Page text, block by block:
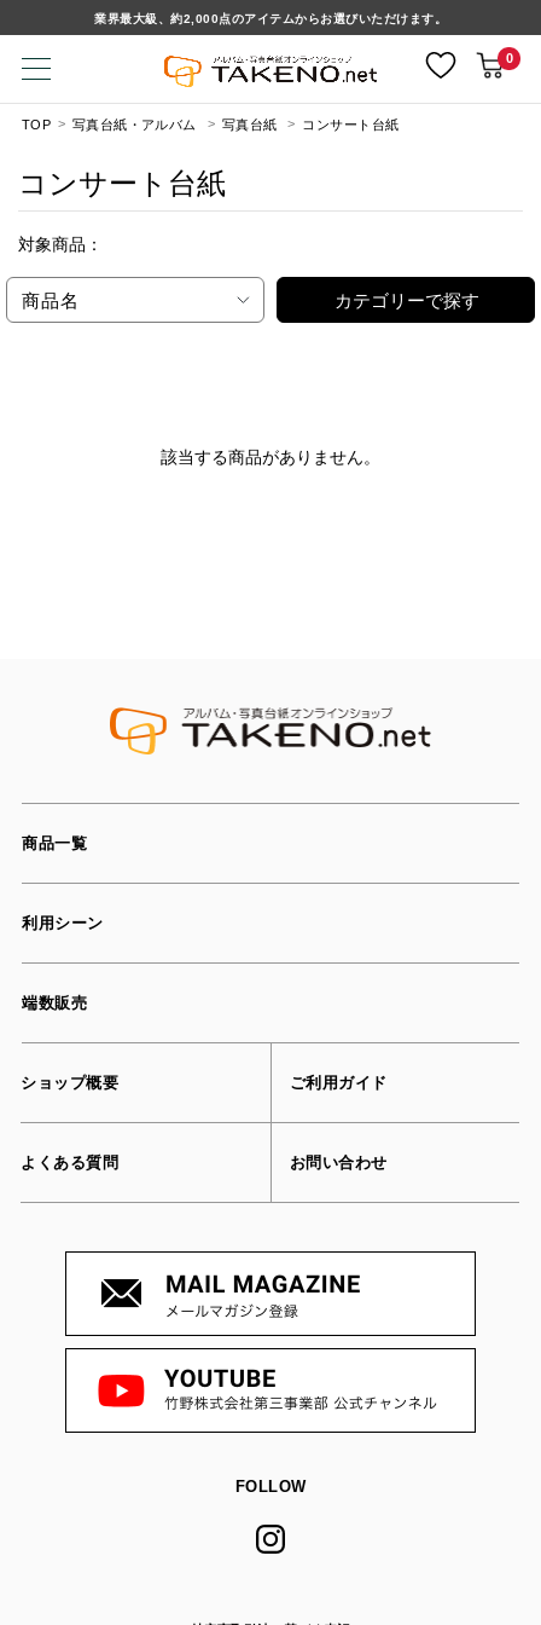
業界最大級、約2,000点のアイテムからお選びいただけます。
0
TOP 写真台紙・アルバム 写真台紙 コンサート台紙
コンサート台紙
対象商品：
商品名 カテゴリーで探す
該当する商品がありません。
商品一覧
利用シーン
端数販売
ショップ概要 ご利用ガイド
よくある質問 お問い合わせ
FOLLOW